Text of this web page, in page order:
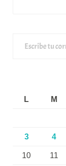
L
M
3 4
10 11